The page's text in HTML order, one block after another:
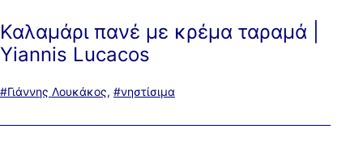
Καλαμάρι πανέ με κρέμα ταραμά |
Yiannis Lucacos
ΜεΓιάννης Λουκάκος, νηστίσιμα